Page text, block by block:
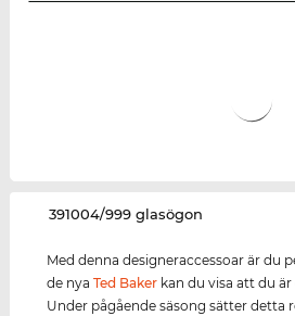
‌391004/999 glasögon
Med denna designeraccessoar är du
de nyaTed Baker kan du visa att du
Under pågående säsong sätter detta